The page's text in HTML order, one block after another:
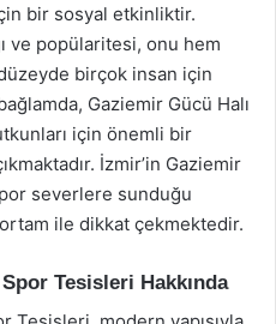
bir sosyal etkinliktir.
ve popülaritesi, onu hem
birçok insan için
Gaziemir Gücü Halı
için önemli bir
İzmir’in Gaziemir
severlere sunduğu
ile dikkat çekmektedir.
Tesisleri Hakkında